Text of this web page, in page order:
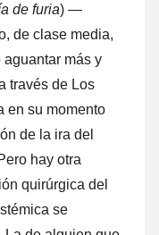
de furia) —
de clase media,
más y
través de Los
en su momento
de la ira del
hay otra
quirúrgica del
se